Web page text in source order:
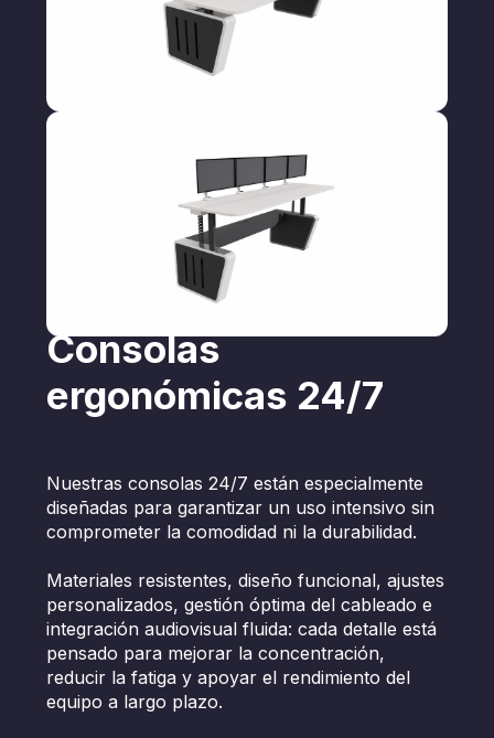
Consolas
ergonómicas 24/7
Nuestras consolas 24/7 están especialmente
diseñadas para garantizar un uso intensivo sin
comprometer la comodidad ni la durabilidad.
Materiales resistentes, diseño funcional, ajustes
personalizados, gestión óptima del cableado e
integración audiovisual fluida: cada detalle está
pensado para mejorar la concentración,
reducir la fatiga y apoyar el rendimiento del
equipo a largo plazo.